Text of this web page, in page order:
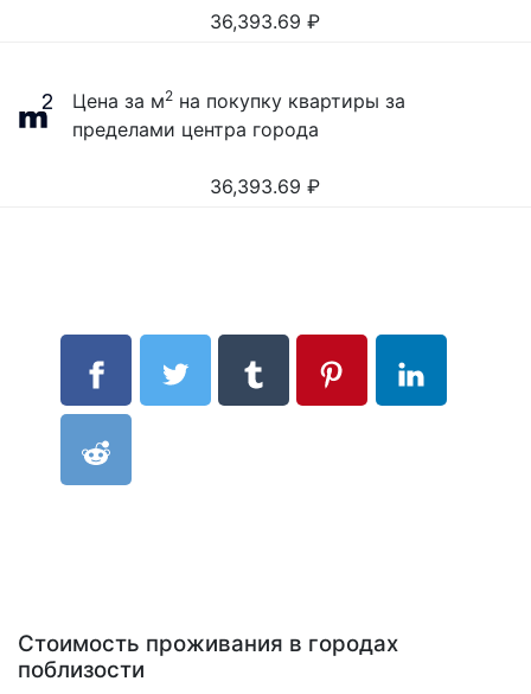
36,393.69 ₽
Цена за м2 на покупку квартиры за
пределами центра города
36,393.69 ₽
Стоимость проживания в городах
поблизости